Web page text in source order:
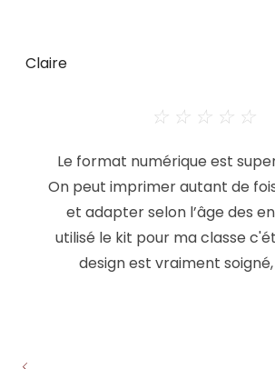
Claire
☆ ☆ ☆ ☆ ☆
Le format numérique est
On peut imprimer autant de
et adapter selon l’âge des
utilisé le kit pour ma classe
design est vraiment